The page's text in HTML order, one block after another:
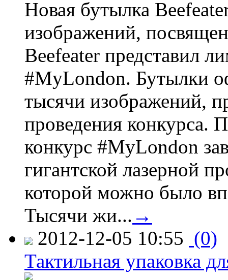
Новая бутылка
изображений,
Beefeater представил
#MyLondon. Бутылки
тысячи изображений,
проведения конкурса.
конкурс #MyLondon
гигантской лазерной
которой можно было
Тысячи жи... →
2012-12-05 10:55 (0)
Тактильная упаковка